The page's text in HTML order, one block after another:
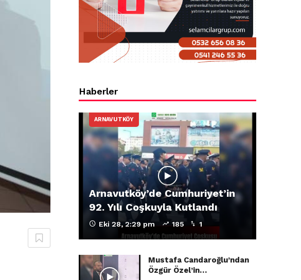
Haberler
ARNAVUTKÖY
Arnavutköy’de Cumhuriyet’in
92. Yılı Coşkuyla Kutlandı
Eki 28, 2:29 pm 185 1
Mustafa Candaroğlu’ndan
Özgür Özel’in…